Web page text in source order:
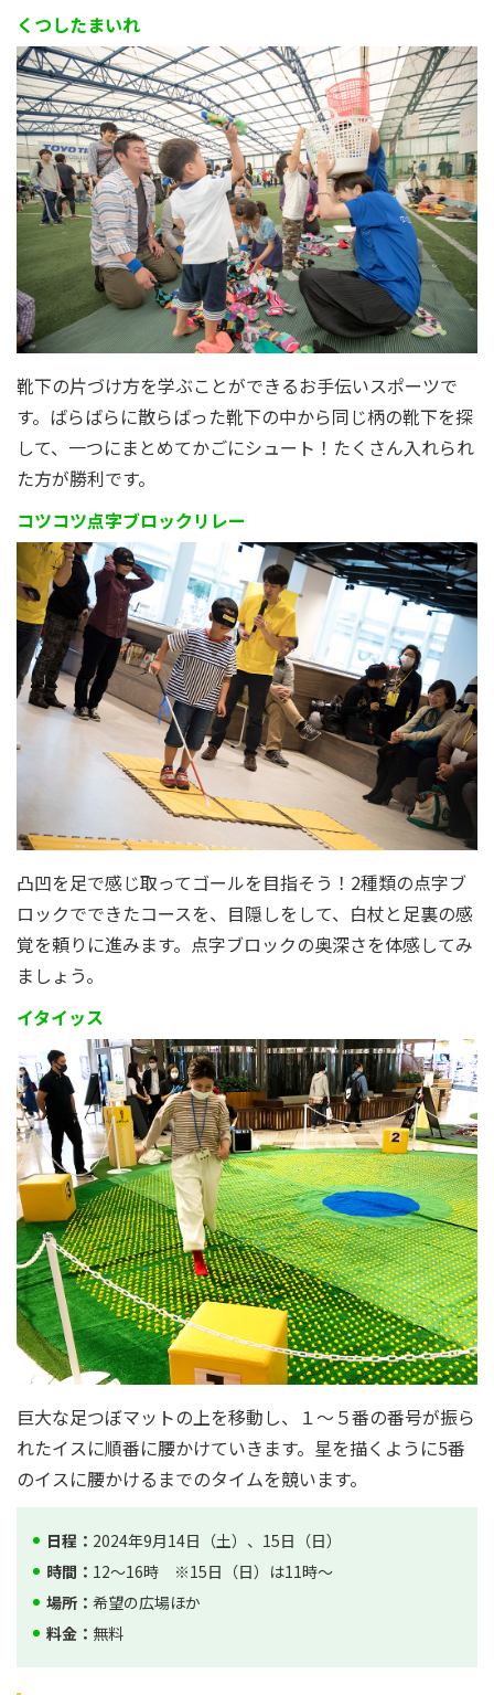
くつしたまいれ
靴下の片づけ方を学ぶことができるお手伝いスポーツで
す。ばらばらに散らばった靴下の中から同じ柄の靴下を探
して、一つにまとめてかごにシュート！たくさん入れられ
た方が勝利です。
コツコツ点字ブロックリレー
凸凹を足で感じ取ってゴールを目指そう！2種類の点字ブ
ロックでできたコースを、目隠しをして、白杖と足裏の感
覚を頼りに進みます。点字ブロックの奥深さを体感してみ
ましょう。
イタイッス
巨大な足つぼマットの上を移動し、１～５番の番号が振ら
れたイスに順番に腰かけていきます。星を描くように5番
のイスに腰かけるまでのタイムを競います。
日程： 2024年9月14日（土）、15日（日）
時間： 12～16時 ※15日（日）は11時～
場所： 希望の広場ほか
料金： 無料